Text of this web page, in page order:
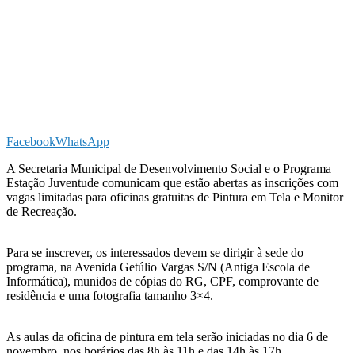
FacebookWhatsApp
A Secretaria Municipal de Desenvolvimento Social e o Programa
Estação Juventude comunicam que estão abertas as inscrições com
vagas limitadas para oficinas gratuitas de Pintura em Tela e Monitor
de Recreação.
Para se inscrever, os interessados devem se dirigir à sede do
programa, na Avenida Getúlio Vargas S/N (Antiga Escola de
Informática), munidos de cópias do RG, CPF, comprovante de
residência e uma fotografia tamanho 3×4.
As aulas da oficina de pintura em tela serão iniciadas no dia 6 de